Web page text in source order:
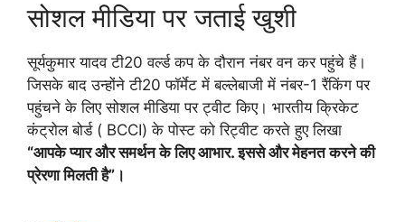
सोशल मीडिया पर जताई खुशी
सूर्यकुमार यादव टी20 वर्ल्ड कप के दौरान नंबर वन कर पहुंचे हैं।
जिसके बाद उन्होंने टी20 फॉर्मेट में बल्लेबाजी में नंबर-1 रैंकिंग पर
पहुंचने के लिए सोशल मीडिया पर ट्वीट किए। भारतीय क्रिकेट
कंट्रोल बोर्ड ( BCCI) के पोस्ट को रिट्वीट करते हुए लिखा
“आपके प्यार और समर्थन के लिए आभार. इससे और मेहनत करने की
प्रेरणा मिलती है”।